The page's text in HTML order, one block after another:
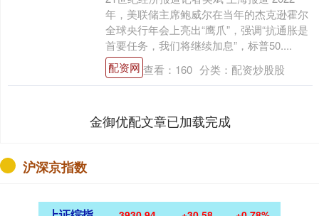
年，美联储主席鲍威尔在当年的杰克逊霍尔
全球央行年会上亮出“鹰爪”，强调“抗通胀是
首要任务，我们将继续加息”，标普50....
配资网 查看： 160 分类： 配资炒股股
金御优配文章已加载完成
沪深京指数